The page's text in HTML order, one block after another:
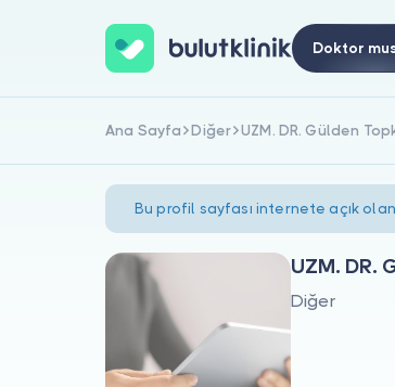
Doktor
Ana Sayfa Diğer UZM. DR. Gülden
Bu profil sayfası internete açık
UZM. DR.
Diğer